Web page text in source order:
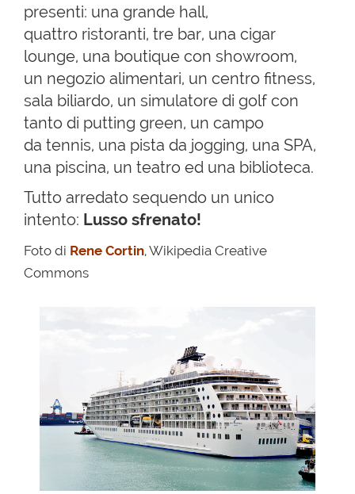
presenti: una grande hall,
quattro ristoranti, tre bar, una cigar
lounge, una boutique con showroom,
un negozio alimentari, un centro fitness,
sala biliardo, un simulatore di golf con
tanto di putting green, un campo
da tennis, una pista da jogging, una SPA,
una piscina, un teatro ed una biblioteca.
Tutto arredato sequendo un unico
intento: Lusso sfrenato!
Foto di Rene Cortin, Wikipedia Creative
Commons